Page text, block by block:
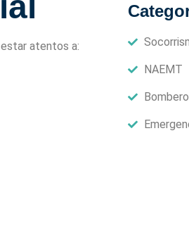
atentos a:
NAEMT